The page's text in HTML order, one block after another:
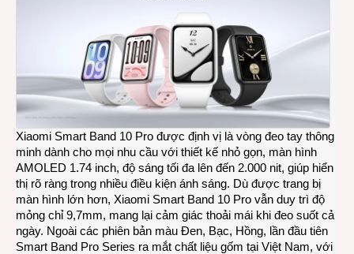
Xiaomi Smart Band 10 Pro được định vị là vòng đeo tay thông
minh dành cho mọi nhu cầu với thiết kế nhỏ gọn, màn hình
AMOLED 1.74 inch, độ sáng tối đa lên đến 2.000 nit, giúp hiển
thị rõ ràng trong nhiều điều kiện ánh sáng. Dù được trang bị
màn hình lớn hơn, Xiaomi Smart Band 10 Pro vẫn duy trì độ
mỏng chỉ 9,7mm, mang lại cảm giác thoải mái khi đeo suốt cả
ngày. Ngoài các phiên bản màu Đen, Bạc, Hồng, lần đầu tiên
Smart Band Pro Series ra mắt chất liệu gốm tại Việt Nam, với